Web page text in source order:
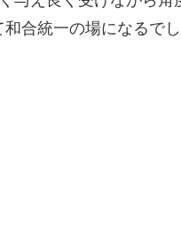
合統一の場になるで